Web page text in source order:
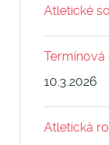
Atletické
Termínová
10.3.2026
Atletická